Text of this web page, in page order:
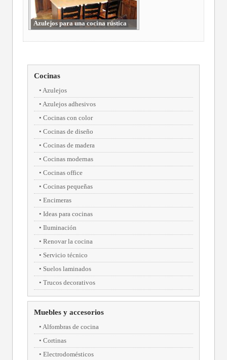
Azulejos para una cocina rústica
Cocinas
Azulejos
Azulejos adhesivos
Cocinas con color
Cocinas de diseño
Cocinas de madera
Cocinas modernas
Cocinas office
Cocinas pequeñas
Encimeras
Ideas para cocinas
Iluminación
Renovar la cocina
Servicio técnico
Suelos laminados
Trucos decorativos
Muebles y accesorios
Alfombras de cocina
Cortinas
Electrodomésticos